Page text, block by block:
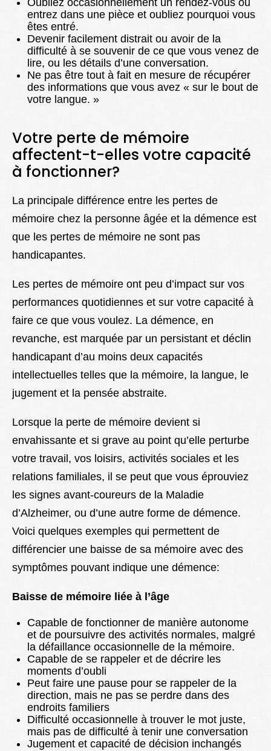
Oubliez occasionnellement un rendez-vous ou
entrez dans une pièce et oubliez pourquoi vous
êtes entré.
Devenir facilement distrait ou avoir de la
difficulté à se souvenir de ce que vous venez de
lire, ou les détails d’une conversation.
Ne pas être tout à fait en mesure de récupérer
des informations que vous avez « sur le bout de
votre langue. »
Votre perte de mémoire
affectent-t-elles votre capacité
à fonctionner?
La principale différence entre les pertes de
mémoire chez la personne âgée et la démence est
que les pertes de mémoire ne sont pas
handicapantes.
Les pertes de mémoire ont peu d’impact sur vos
performances quotidiennes et sur votre capacité à
faire ce que vous voulez. La démence, en
revanche, est marquée par un persistant et déclin
handicapant d’au moins deux capacités
intellectuelles telles que la mémoire, la langue, le
jugement et la pensée abstraite.
Lorsque la perte de mémoire devient si
envahissante et si grave au point qu’elle perturbe
votre travail, vos loisirs, activités sociales et les
relations familiales, il se peut que vous éprouviez
les signes avant-coureurs de la Maladie
d’Alzheimer, ou d’une autre forme de démence.
Voici quelques exemples qui permettent de
différencier une baisse de sa mémoire avec des
symptômes pouvant indique une démence:
Baisse de mémoire liée à l’âge
Capable de fonctionner de manière autonome
et de poursuivre des activités normales, malgré
la défaillance occasionnelle de la mémoire.
Capable de se rappeler et de décrire les
moments d’oubli
Peut faire une pause pour se rappeler de la
direction, mais ne pas se perdre dans des
endroits familiers
Difficulté occasionnelle à trouver le mot juste,
mais pas de difficulté à tenir une conversation
Jugement et capacité de décision inchangés